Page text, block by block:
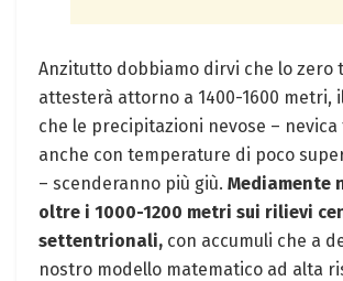
Anzitutto dobbiamo dirvi che lo zero
attesterà attorno a 1400-1600 metri,
che le precipitazioni nevose –
anche con temperature di poco
– scenderanno più giù. Mediamente
oltre i 1000-1200 metri sui rilievi
settentrionali, con accumuli che a
nostro modello matematico ad alta